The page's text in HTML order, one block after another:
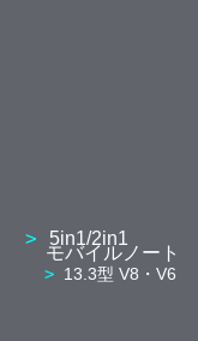
5in1/2in1
モバイルノート
13.3型 V8・V6